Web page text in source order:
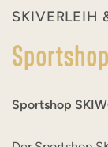
SKIVERLEIH
Sportshop
Sportshop